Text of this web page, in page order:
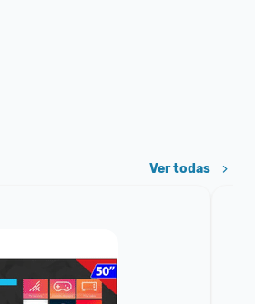
Ver todas